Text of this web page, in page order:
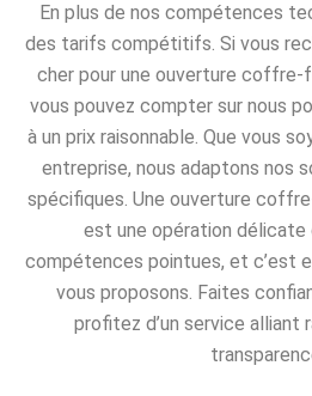
En plus de nos compétences
des tarifs compétitifs. Si vous
cher pour une ouverture coffre-
vous pouvez compter sur nous
à un prix raisonnable. Que vous
entreprise, nous adaptons nos
spécifiques. Une ouverture
est une opération délicate
compétences pointues, et c’est
vous proposons. Faites
profitez d’un service alliant